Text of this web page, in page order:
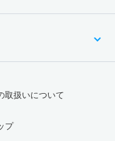
取扱いについて
プ